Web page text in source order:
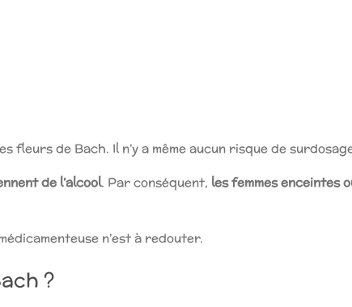
fleurs de Bach. Il n’y a même aucun risque de
de l’alcool. Par conséquent, les femmes enceintes
n’est à redouter.
?